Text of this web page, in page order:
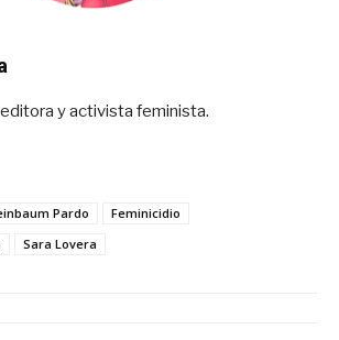
y activista feminista.
Pardo
Feminicidio
Sara Lovera